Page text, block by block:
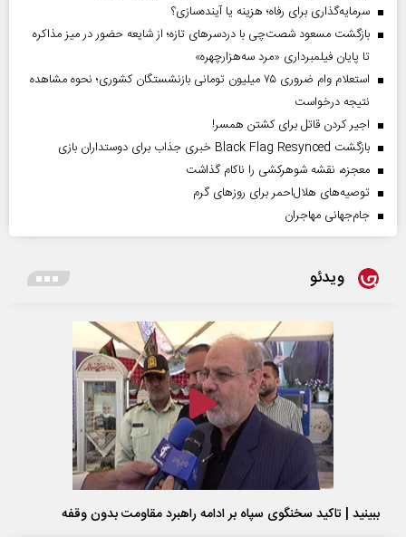
سرمایه‌گذاری برای رفاه؛ هزینه یا آینده‌سازی؟
بازگشت مسعود شصت‌چی با دردسر‌های تازه؛ از شایعه حضور در میز مذاکره
تا پایان فیلمبرداری «مرد سه‌هزارچهره»
استعلام وام ضروری ۷۵ میلیون تومانی بازنشستگان کشوری؛ نحوه مشاهده
نتیجه درخواست
اجیر کردن قاتل برای کشتن همسر!
بازگشت Black Flag Resynced خبری جذاب برای دوستداران بازی
معجزه، نقشه شوهرکشی را ناکام گذاشت
توصیه‌های هلال‌احمر برای روز‌های گرم
جام‌جهانی مهاجران
ویدئو
ببینید | تاکید سخنگوی سپاه بر ادامه راهبرد مقاومت بدون وقفه